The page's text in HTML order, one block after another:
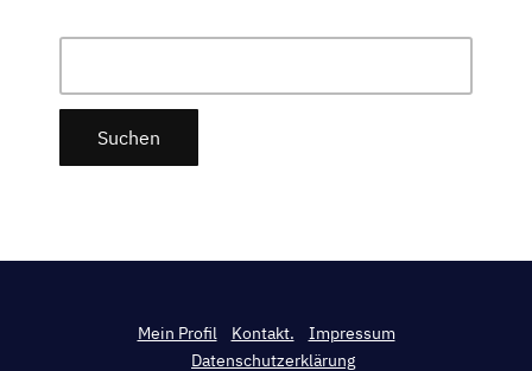
Mein Profil Kontakt.
Impressum
Datenschutzerklärung